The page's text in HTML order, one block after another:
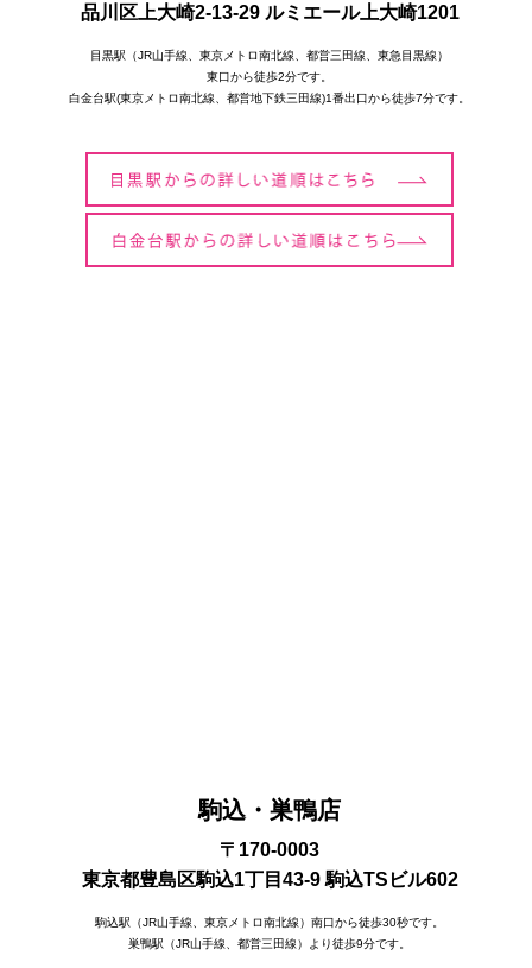
品川区上大崎2-13-29 ルミエール上大崎1201
目黒駅（JR山手線、東京メトロ南北線、都営三田線、東急目黒線）
東口から徒歩2分です。
白金台駅(東京メトロ南北線、都営地下鉄三田線)1番出口から徒歩7分です。
駒込・巣鴨店
〒170-0003
東京都豊島区駒込1丁目43-9 駒込TSビル602
駒込駅（JR山手線、東京メトロ南北線）南口から徒歩30秒です。
巣鴨駅（JR山手線、都営三田線）より徒歩9分です。